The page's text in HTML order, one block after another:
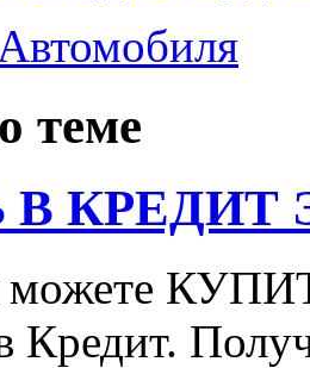
теме
КРЕДИТ
можете
Кредит.